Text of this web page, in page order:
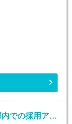
人事・総務(大手電機メーカー・人事部内での採用アシスタント業務)